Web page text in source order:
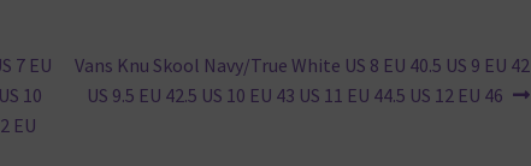
7 EU
10
EU
Nächster
Beitrag:
Vans Knu Skool Navy/True White US 8 EU 40.5 US 9 EU 42
US 9.5 EU 42.5 US 10 EU 43 US 11 EU 44.5 US 12 EU 46